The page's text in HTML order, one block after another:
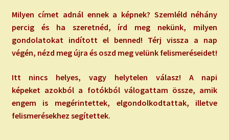
Milyen címet adnál ennek a képnek? Szemléld néhány
percig és ha szeretnéd, írd meg nekünk, milyen
gondolatokat indított el benned! Térj vissza a nap
végén, nézd meg újra és oszd meg velünk felismeréseidet!
Itt nincs helyes, vagy helytelen válasz! A napi
képeket azokból a fotókból válogattam össze, amik
engem is megérintettek, elgondolkodtattak, illetve
felismerésekhez segítettek.